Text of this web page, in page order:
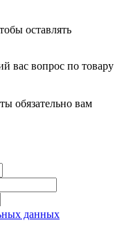
оставлять
вас вопрос по товару
обязательно вам
данных